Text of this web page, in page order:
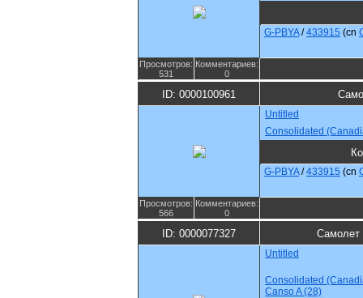
G-PBYA/433915 (cn
Просмотров:
531
Комментариев:
0
ID: 0000100961
Untitled
Consolidated
G-PBYA/433915 (cn
Просмотров:
566
Комментариев:
0
ID: 0000077327 Самолет
Untitled
Consolidated
Canso A (28)